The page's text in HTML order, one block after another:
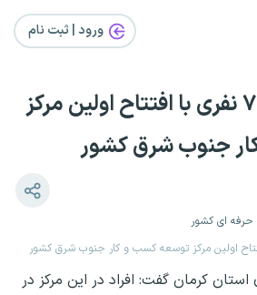
ورود | ثبت‌ نام
ایجاد اشتغال ۷۵ نفری با افتتاح اولین مرکز
جنوب شرق کشور
حرفه ای کشور
کرمان گفت: افراد در این مرکز در